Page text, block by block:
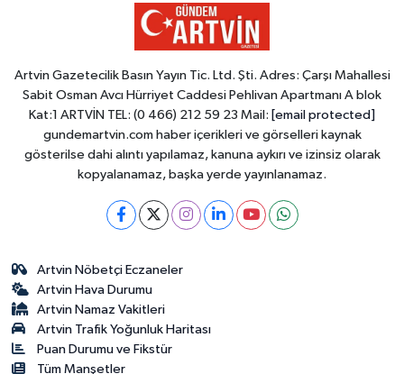
Artvin Gazetecilik Basın Yayın Tic. Ltd. Şti. Adres: Çarşı Mahallesi
Sabit Osman Avcı Hürriyet Caddesi Pehlivan Apartmanı A blok
Kat:1 ARTVİN TEL: (0 466) 212 59 23 Mail: [email protected]
gundemartvin.com haber içerikleri ve görselleri kaynak
gösterilse dahi alıntı yapılamaz, kanuna aykırı ve izinsiz olarak
kopyalanamaz, başka yerde yayınlanamaz.
Artvin Nöbetçi Eczaneler
Artvin Hava Durumu
Artvin Namaz Vakitleri
Artvin Trafik Yoğunluk Haritası
Puan Durumu ve Fikstür
Tüm Manşetler